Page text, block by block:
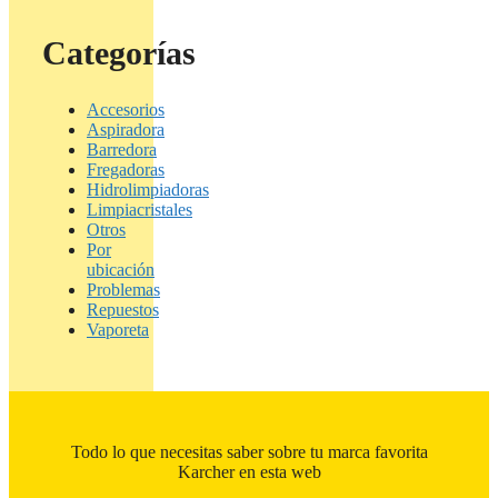
Categorías
Accesorios
Aspiradora
Barredora
Fregadoras
Hidrolimpiadoras
Limpiacristales
Otros
Por
ubicación
Problemas
Repuestos
Vaporeta
Todo lo que necesitas saber sobre tu marca favorita
Karcher en esta web